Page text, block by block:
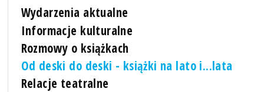
Wydarzenia aktualne
Informacje kulturalne
Rozmowy o książkach
Od deski do deski - książki na lato i...lata
Relacje teatralne